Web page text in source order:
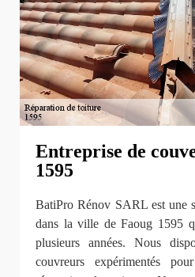
Entreprise de
1595
BatiPro Rénov SARL est une
dans la ville de Faoug 1595
plusieurs années. Nous
couvreurs expérimentés